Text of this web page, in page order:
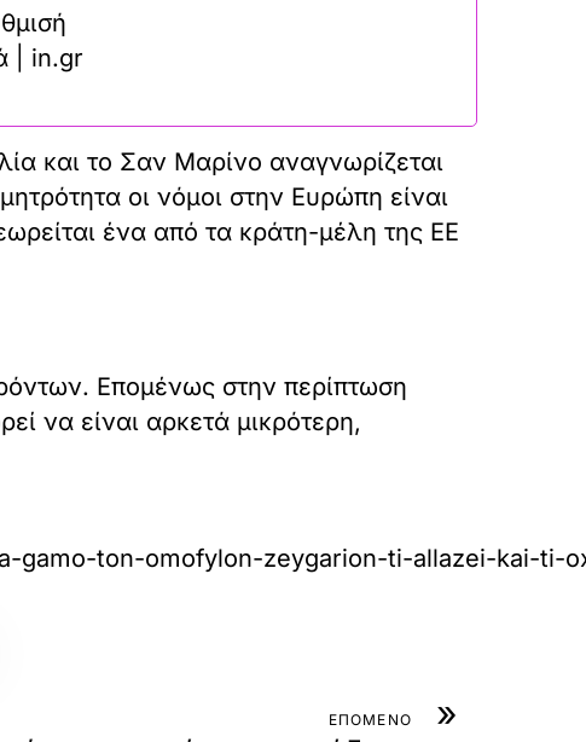
| in.gr
και το Σαν Μαρίνο αναγνωρίζεται
οι νόμοι στην Ευρώπη είναι
ένα από τα κράτη-μέλη της ΕΕ
Επομένως στην περίπτωση
να είναι αρκετά μικρότερη,
gamo-ton-omofylon-zeygarion-ti-allazei-kai-ti-
»
ΕΠΟΜΕΝΟ